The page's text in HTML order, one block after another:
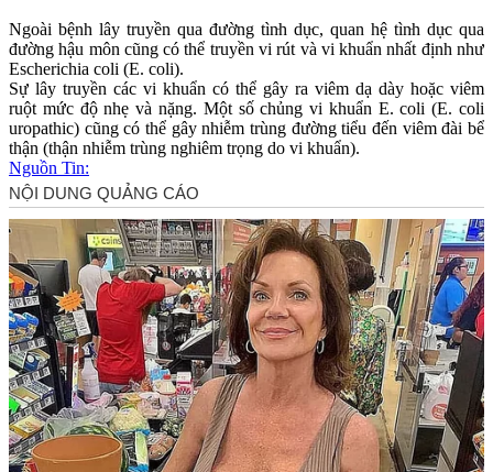
Ngoài bệnh lây truyền qua đường tìn‌ּh dụ‌ּc, quan hệ tìn‌ּh dụ‌ּc qua
đường hậu môn cũng có thể truyền vi rút và vi khuẩn nhất định như
Escherichia coli (E. coli).
Sự lây truyền các vi khuẩn có thể gây ra viêm dạ dày hoặc viêm
ruột mức độ nhẹ và nặng. Một số chủng vi khuẩn E. coli (E. coli
uropathic) cũng có thể gây nhiễm trùng đường tiểu đến viêm đài bể
thận (thận nhiễm trùng nghiêm trọng do vi khuẩn).
Nguồn Tin: